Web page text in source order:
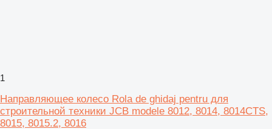
1
Направляющее колесо Rola de ghidaj pentru для
строительной техники JCB modele 8012, 8014, 8014CTS,
8015, 8015.2, 8016